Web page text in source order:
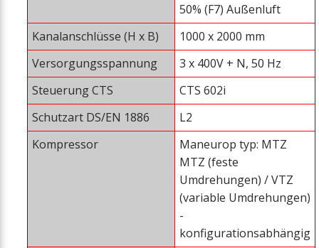
50% (F7) Außenluft
Kanalanschlüsse (H x B)
1000 x 2000 mm
Versorgungsspannung
3 x 400V + N, 50 Hz
Steuerung CTS
CTS 602i
Schutzart DS/EN 1886
L2
Kompressor
Maneurop typ: MTZ
MTZ (feste
Umdrehungen) / VTZ
(variable Umdrehungen)
-
konfigurationsabhängig